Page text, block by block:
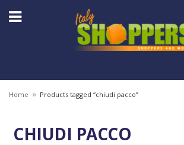
Home » Products tagged “chiudi pacco”
CHIUDI PACCO